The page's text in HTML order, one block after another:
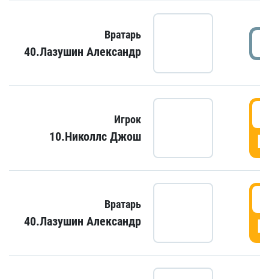
Вратарь
40.Лазушин Александр
Игрок
10.Николлс Джош
Вратарь
40.Лазушин Александр